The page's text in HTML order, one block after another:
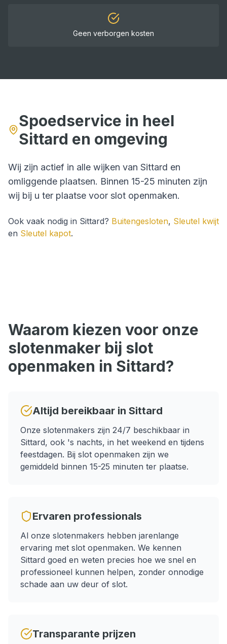
Geen verborgen kosten
Spoedservice in heel
Sittard en omgeving
Wij zijn actief in alle wijken van Sittard en
omliggende plaatsen. Binnen 15-25 minuten zijn
wij bij u ter plaatse voor slot openmaken.
Ook vaak nodig in Sittard? Buitengesloten, Sleutel kwijt
en Sleutel kapot.
Waarom kiezen voor onze
slotenmaker bij slot
openmaken in Sittard?
Altijd bereikbaar in Sittard
Onze slotenmakers zijn 24/7 beschikbaar in
Sittard, ook 's nachts, in het weekend en tijdens
feestdagen. Bij slot openmaken zijn we
gemiddeld binnen 15-25 minuten ter plaatse.
Ervaren professionals
Al onze slotenmakers hebben jarenlange
ervaring met slot openmaken. We kennen
Sittard goed en weten precies hoe we snel en
professioneel kunnen helpen, zonder onnodige
schade aan uw deur of slot.
Transparante prijzen